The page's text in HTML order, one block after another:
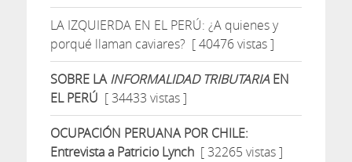
LA IZQUIERDA EN EL PERÚ: ¿A quienes y
porqué llaman caviares? [ 40476 vistas ]
SOBRE LAINFORMALIDAD TRIBUTARIAEN
EL PERÚ [ 34433 vistas ]
OCUPACIÓN PERUANA POR CHILE:
Entrevista a Patricio Lynch[ 32265 vistas ]